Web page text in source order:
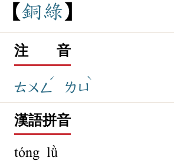
銅綠
注 音
ㄊㄨㄥ
ˊ
ㄌㄩ
ˋ
漢語拼音
tóng lǜ